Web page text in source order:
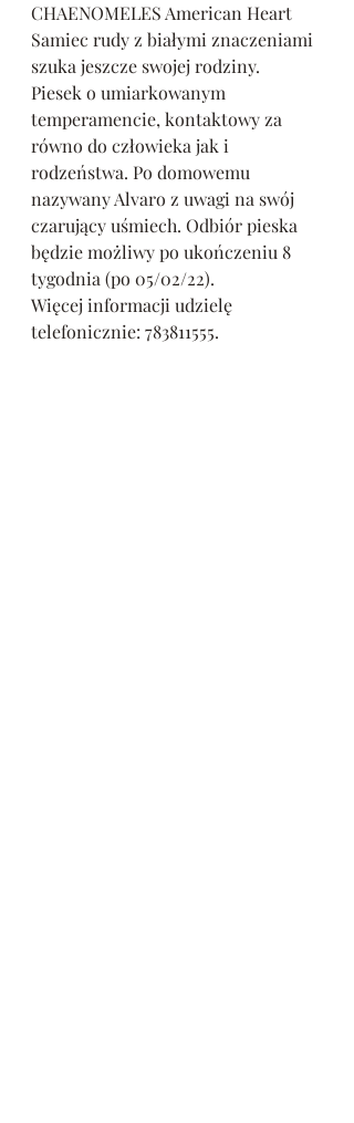
CHAENOMELES American Heart
Samiec rudy z białymi znaczeniami
szuka jeszcze swojej rodziny.
Piesek o umiarkowanym
temperamencie, kontaktowy za
równo do człowieka jak i
rodzeństwa. Po domowemu
nazywany Alvaro z uwagi na swój
czarujący uśmiech. Odbiór pieska
będzie możliwy po ukończeniu 8
tygodnia (po 05/02/22).
Więcej informacji udzielę
telefonicznie: 783811555.